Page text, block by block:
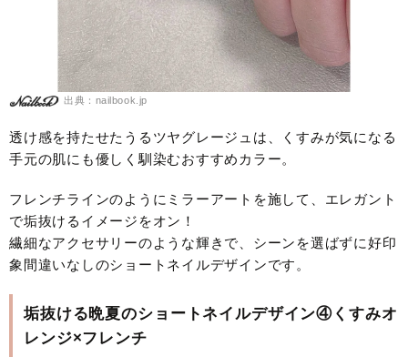
出典：nailbook.jp
透け感を持たせたうるツヤグレージュは、くすみが気になる
手元の肌にも優しく馴染むおすすめカラー。
フレンチラインのようにミラーアートを施して、エレガント
で垢抜けるイメージをオン！
繊細なアクセサリーのような輝きで、シーンを選ばずに好印
象間違いなしのショートネイルデザインです。
垢抜ける晩夏のショートネイルデザイン④くすみオ
レンジ×フレンチ